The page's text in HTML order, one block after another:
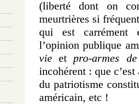
(liberté dont on
meurtrières si
qui est carrément
l’opinion publique
vie et pro-armes
incohérent : que
du patriotisme
américain, etc !